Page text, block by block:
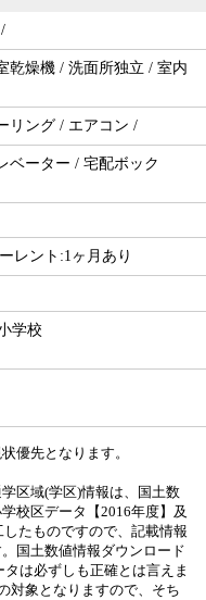
乾燥機 / 洗面所独立 / 室内
リング / エアコン /
ベーター / 宅配ボック
レント:1ヶ月あり
学校
優先となります。
区域(学区)情報は、国土数
校区データ【2016年度】及
たものですので、記載情報
国土数値情報ダウンロード
は必ずしも正確とは言えま
対象となりますので、そち